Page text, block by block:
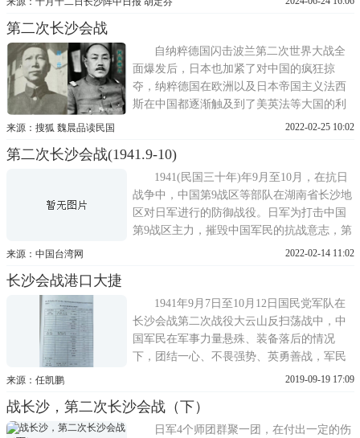
重要性。敌人这次发动长沙攻势，近因固为
三国同盟遇年纪念夸张声势，
第二次长沙会战
自纳粹德国闪击波兰第二次世界大战全
面爆发后，日本也加紧了对中国的疯狂掠
夺，纳粹德国在欧洲以及日本帝国主义法西
斯在中国都逐渐触及到了美英法等大国的利
益，于是美英法等西方列强逐渐改变了原先
免与轴心国阵营直接交战而造成自己大规模
的流血牺牲，因此开始大举支持和援助中国
的反抗日寇法西斯战争，并开始
来源：搜狐 魏晨品读民国 2022-02-25 10:02
第二次长沙会战(1941.9-10)
1941(民国三十年)年9月至10月，在抗日
战争中，中国第9战区等部队在湖南省长沙地
区对日军进行的防御战役。日军为打击中国
第9战区主力，摧毁中国军民的抗战意志，第
11军在湘北岳阳以南地区集结了第3、第4、
队第1大队及部分工兵、空军、海军部队，计
有步兵45个大队，炮
来源：中国台湾网 2022-02-14 11:02
长沙会战港口大捷
1941年9月7日至10月12日国民党军队在
长沙会战第二次战役大云山反扫荡战中，中
国军民在军事力量悬殊、装备落后的情况
下，团结一心、不畏强势、英勇善战，军民
齐心协力打日寇。在岳阳县公田镇港口村曲
人，击毙十三联队白联队长冈部通、第一支
队长马敏雄、第四中队长滨田义德，极大地
来源：任凯鹏 2019-09-19 17:09
战长沙，第二次长沙会战（下）
日军4个师团群聚一团，在付出一定的伤